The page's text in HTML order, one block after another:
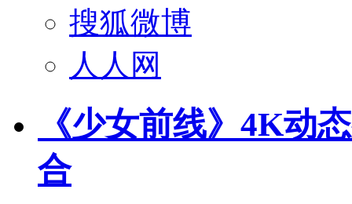
搜狐微博
人人网
《少女前线》4K动
合